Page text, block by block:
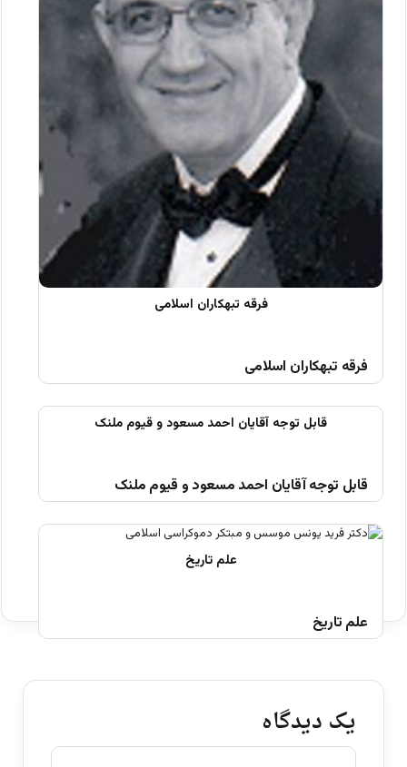
فرقه تبهکاران اسلامی
قابل توجه آقایان احمد مسعود و قیوم ملنک
علم تاریخ
یک دیدگاه